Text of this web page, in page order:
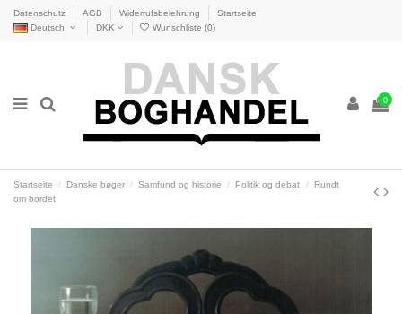
Datenschutz AGB Widerrufsbelehrung
Startseite
Deutsch
DKK Wunschliste (0)
0
Startseite Danske bøger Samfund og historie Politik og debat
Rundt
om bordet